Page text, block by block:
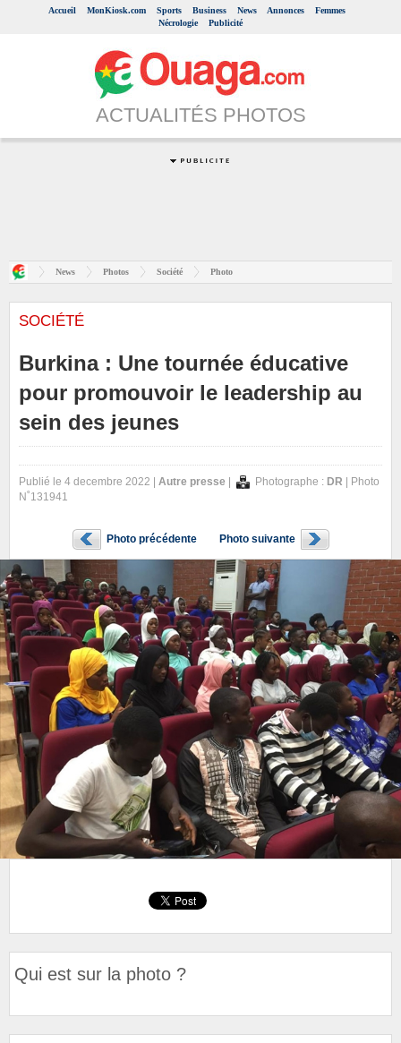
Accueil MonKiosk.com Sports Business News Annonces
Femmes
Nécrologie
Publicité
ACTUALITÉS PHOTOS
News Photos Société Photo
SOCIÉTÉ
Burkina : Une tournée éducative
pour promouvoir le leadership au
sein des jeunes
Publié le 4 decembre 2022 | Autre presse Photographe : DR | Photo
N˚131941
Photo précédente Photo suivante
Qui est sur la photo ?